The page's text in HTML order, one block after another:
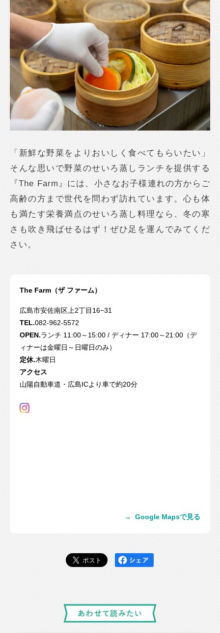
「新鮮な野菜をよりおいしく食べてもらいたい」
そんな思いで野菜のせいろ蒸しランチを提供する
『The Farm』には、小さなお子様連れの方からご
高齢の方まで世代を問わず訪れています。心も体
も満たす栄養満点のせいろ蒸し料理なら、冬の寒
さも吹き飛ばせるはず！ぜひ足を運んでみてくだ
さい。
The Farm（ザ ファーム）
広島市安佐南区上2丁目16−31
TEL.082-962-5572
OPEN.ランチ 11:00～15:00 / ディナー 17:00～21:00（デ
ィナーは金曜日～日曜日のみ）
定休.木曜日
アクセス
山陽自動車道・広島ICより車で約20分
→ Google Mapsで見る